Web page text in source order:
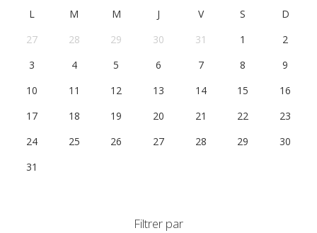
L M M J V S
D
27
28 29 30 31 1
2
3
4 5 6 7 8
9
10
11 12 13 14 15
16
17
18 19 20 21 22
23
24
25 26 27 28 29
30
31
Filtrer par